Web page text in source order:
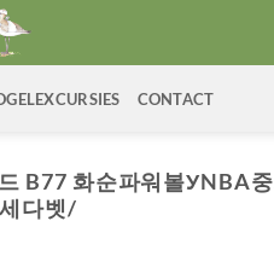
CONTACT
B77 화순파워볼УNBA
다벳/